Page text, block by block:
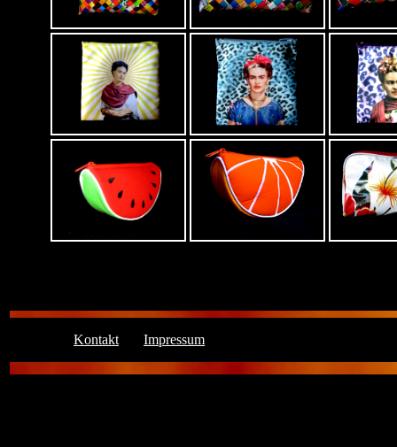
Kontakt Impressum